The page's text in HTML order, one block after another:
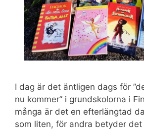
I dag är det äntligen dags för
nu kommer” i grundskolorna i
många är det en efterlängtad
som liten, för andra betyder